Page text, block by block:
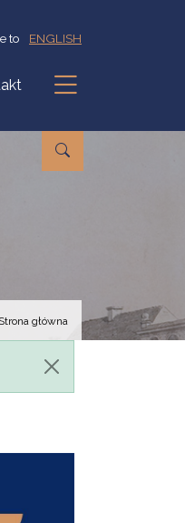
to ENGLISH
Podmenu
Strona główna